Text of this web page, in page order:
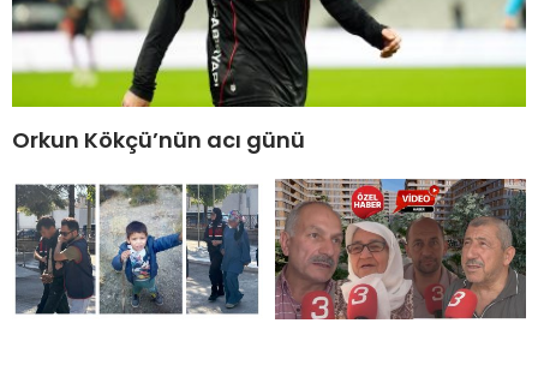
Orkun Kökçü’nün acı günü